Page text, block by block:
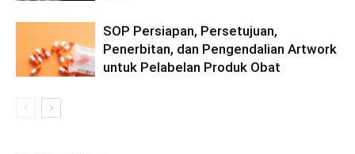
SOP Persiapan, Persetujuan,
Penerbitan, dan Pengendalian Artwork
untuk Pelabelan Produk Obat